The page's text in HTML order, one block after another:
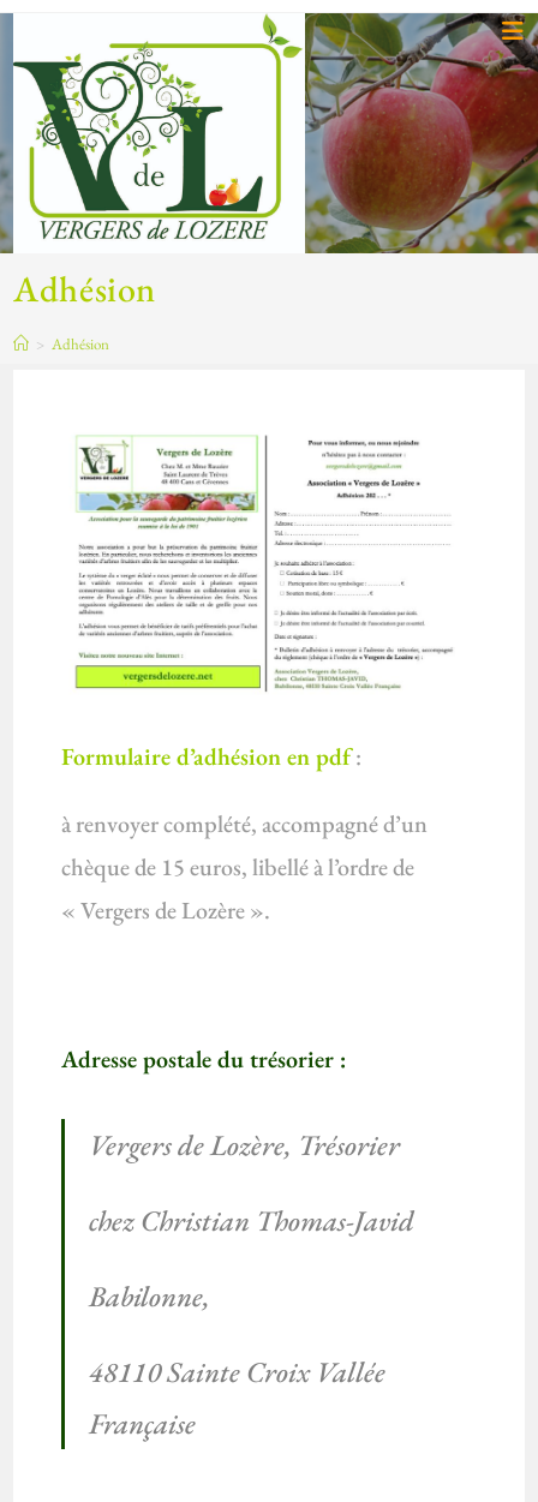
Adhésion
> Adhésion
Formulaired’adhésionen pdf:
à renvoyer complété, accompagné d’un
chèque de 15 euros, libellé à l’ordre de
« Vergers de Lozère ».
Adresse postale du trésorier :
Vergers de Lozère, Trésorier
chez Christian Thomas-Javid
Babilonne,
48110 Sainte Croix Vallée
Française